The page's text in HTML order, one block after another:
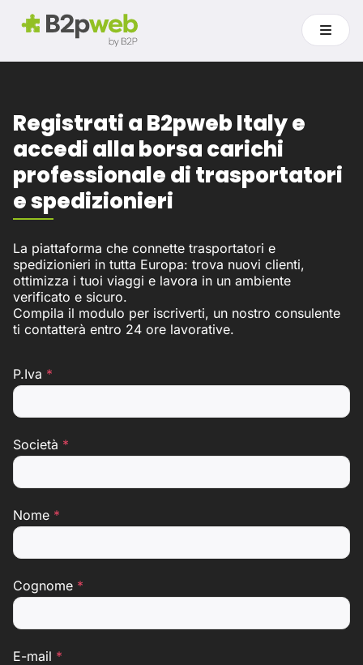
Registrati a B2pweb Italy e
accedi alla borsa carichi
professionale di trasportatori
e spedizionieri
La piattaforma che connette trasportatori e
spedizionieri in tutta Europa: trova nuovi clienti,
ottimizza i tuoi viaggi e lavora in un ambiente
verificato e sicuro.
Compila il modulo per iscriverti, un nostro consulente
ti contatterà entro 24 ore lavorative.
P.Iva *
Società *
Nome *
Cognome *
E-mail *